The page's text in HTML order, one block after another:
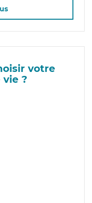
votre
?